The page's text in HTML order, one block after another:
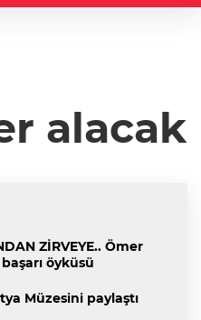
alacak
ZİRVEYE.. Ömer
öyküsü
Müzesini paylaştı